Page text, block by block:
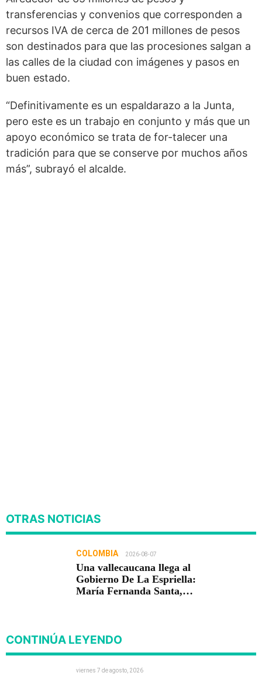
transferencias y convenios que corresponden a
recursos IVA de cerca de 201 millones de pesos
son destinados para que las procesiones salgan a
las calles de la ciudad con imágenes y pasos en
buen estado.
“Definitivamente es un espaldarazo a la Junta,
pero este es un trabajo en conjunto y más que un
apoyo económico se trata de for-talecer una
tradición para que se conserve por muchos años
más”, subrayó el alcalde.
OTRAS NOTICIAS
COLOMBIA 2026-08-07
Una vallecaucana llega al
Gobierno De La Espriella:
María Fernanda Santa,
CONTINÚA LEYENDO
viernes 7 de agosto, 2026